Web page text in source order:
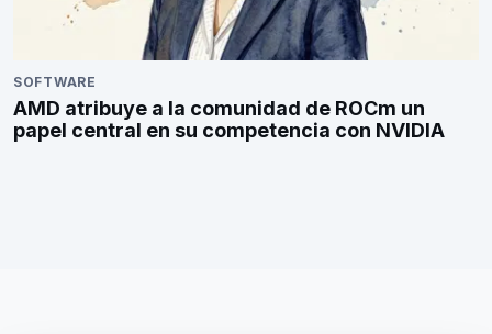
SOFTWARE
AMD atribuye a la comunidad de ROCm un
papel central en su competencia con NVIDIA